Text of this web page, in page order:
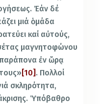
Ἐάν δέ
μιά ὁμάδα
καί αὐτούς,
μαγνητοφώνου
ἐν ὥρᾳ
[10] . Πολλοί
σκληρότητα,
Ὑπόβαθρο